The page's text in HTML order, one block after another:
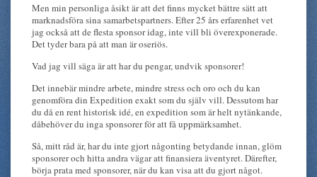
Men min personliga åsikt är att det finns mycket bättre sätt att
marknadsföra sina samarbetspartners. Efter 25 års erfarenhet vet
jag också att de flesta sponsor idag, inte vill bli överexponerade.
Det tyder bara på att man är oseriös.
Vad jag vill säga är att har du pengar, undvik sponsorer!
Det innebär mindre arbete, mindre stress och oro och du kan
genomföra din Expedition exakt som du själv vill. Dessutom har
du då en rent historisk idé, en expedition som är helt nytänkande,
dåbehöver du inga sponsorer för att få uppmärksamhet.
Så, mitt råd är, har du inte gjort någonting betydande innan, glöm
sponsorer och hitta andra vägar att finansiera äventyret. Därefter,
börja prata med sponsorer, när du kan visa att du gjort något.